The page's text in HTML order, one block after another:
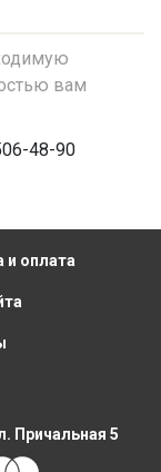
вам
48-90
и оплата
Причальная 5